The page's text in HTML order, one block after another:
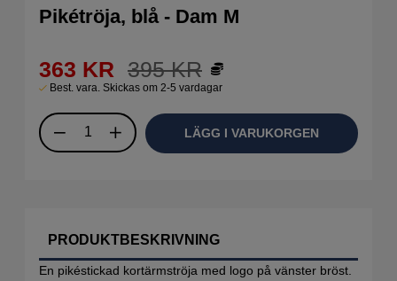
Pikétröja, blå - Dam M
395KR
363 KR
Best. vara. Skickas om 2-5 vardagar
LÄGG I VARUKORGEN
PRODUKTBESKRIVNING
En pikéstickad kortärmströja med logo på vänster bröst.